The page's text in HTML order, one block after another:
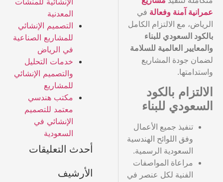
عمرانية آمنة وفعالة في
الرياض، مع الالتزام الكامل
بالكود السعودي للبناء
والمعايير العالمية للسلامة
لضمان جودة المشاريع
واستدامتها.
الالتزام بالكود
السعودي للبناء
تنفيذ جميع الأعمال
وفق اللوائح الهندسية
السعودية الرسمية.
مراعاة المواصفات
الفنية لكل عنصر في
المعدنية
التصميم الإنشائي
للمشاريع الصناعية
في الرياض
خدمات التحليل
والتصميم الإنشائي
للمشاريع
مكتب هندسي
معتمد للتصميم
الإنشائي في
السعودية
أحدث التعليقات
الأرشيف